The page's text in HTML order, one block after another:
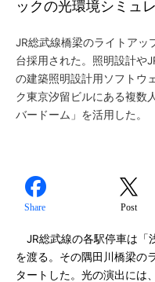
ックの光環境シミュ
JR総武線橋梁のライトアッ
台採用された。照明設計や
の建築照明設計用ソフトウ
ク東京汐留ビルにある複数
バードーム」を活用した。
Share Post
JR総武線の各駅停車は「
を渡る。その隅田川橋梁の
タートした。光の演出には